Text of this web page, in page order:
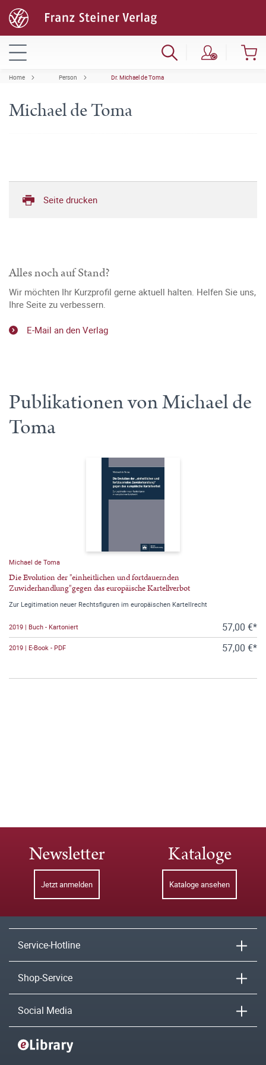
Home Person Dr. Michael de Toma
Michael de Toma
Seite drucken
Alles noch auf Stand?
Wir möchten Ihr Kurzprofil gerne aktuell halten. Helfen Sie uns,
Ihre Seite zu verbessern.
E-Mail an den Verlag
Publikationen von Michael de
Toma
Michael de Toma
Die Evolution der "einheitlichen und fortdauernden
Zuwiderhandlung"gegen das europäische Kartellverbot
Zur Legitimation neuer Rechtsfiguren im europäischen Kartellrecht
2019 | Buch - Kartoniert 57,00 €*
2019 | E-Book - PDF 57,00 €*
Newsletter
Jetzt anmelden
Kataloge
Kataloge ansehen
Service-Hotline
Shop-Service
Social Media